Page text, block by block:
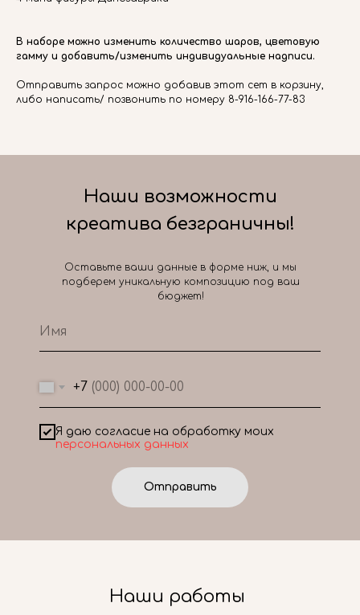
В наборе можно изменить количество шаров, цветовую
гамму и добавить/изменить индивидуальные надписи.
Отправить запрос можно добавив этот сет в корзину,
либо написать/ позвонить по номеру 8-916-166-77-83
+7
Я даю согласие на обработку моих
персональных данных
Отправить
Наши возможности
креатива безграничны!
Оставьте ваши данные в форме ниж, и мы
подберем уникальную композицию под ваш
бюджет!
Наши работы